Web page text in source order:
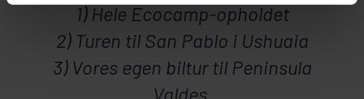
1) Hele Ecocamp-opholdet
2) Turen til San Pablo i Ushuaia
3) Vores egen biltur til Peninsula
Valdes.